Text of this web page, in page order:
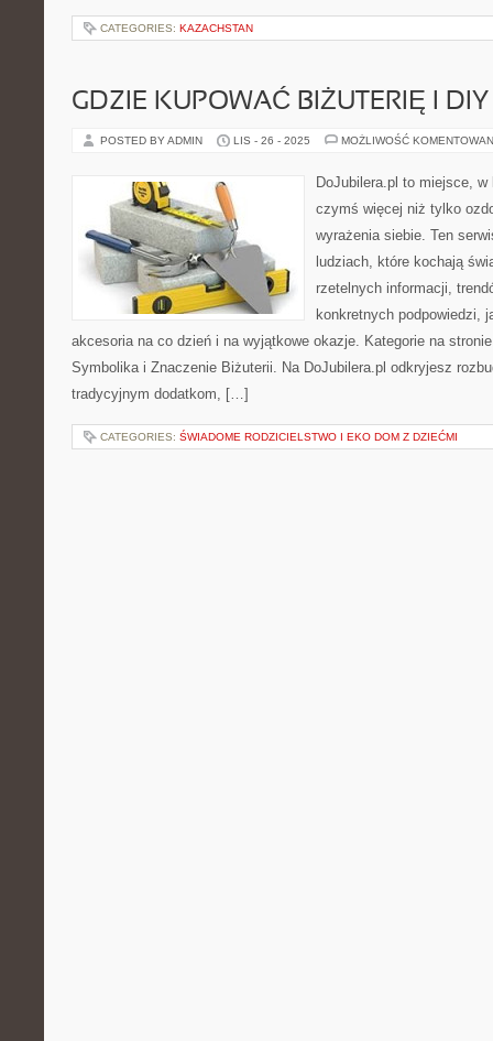
CATEGORIES: KAZACHSTAN
GDZIE KUPOWAĆ BIŻUTERIĘ I
POSTED BY ADMIN LIS - 26 - 2025 MOŻLIWOŚĆ
DoJubilera.pl to miejsce,
czymś więcej niż tylko
wyrażenia siebie. Ten
ludziach, które kochają
rzetelnych informacji,
konkretnych podpowiedzi,
akcesoria na co dzień i na wyjątkowe okazje. Kategorie na
Symbolika i Znaczenie Biżuterii. Na DoJubilera.pl odkryjesz
tradycyjnym dodatkom, […]
CATEGORIES: ŚWIADOME RODZICIELSTWO I EKO DOM Z DZIEĆMI